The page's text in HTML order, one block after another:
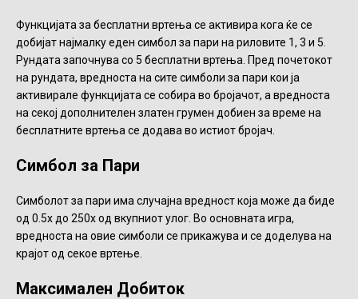
Функцијата за бесплатни вртења се активира кога ќе се
добијат најмалку еден симбол за пари на риловите 1, 3 и 5.
Рундата започнува со 5 бесплатни вртења. Пред почетокот
на рундата, вредноста на сите симболи за пари кои ја
активирале функцијата се собира во бројачот, а вредноста
на секој дополнителен златен грумен добиен за време на
бесплатните вртења се додава во истиот бројач.
Симбол за Пари
Симболот за пари има случајна вредност која може да биде
од 0.5x до 250x од вкупниот улог. Во основната игра,
вредноста на овие симболи се прикажува и се доделува на
крајот од секое вртење.
Максимален Добиток